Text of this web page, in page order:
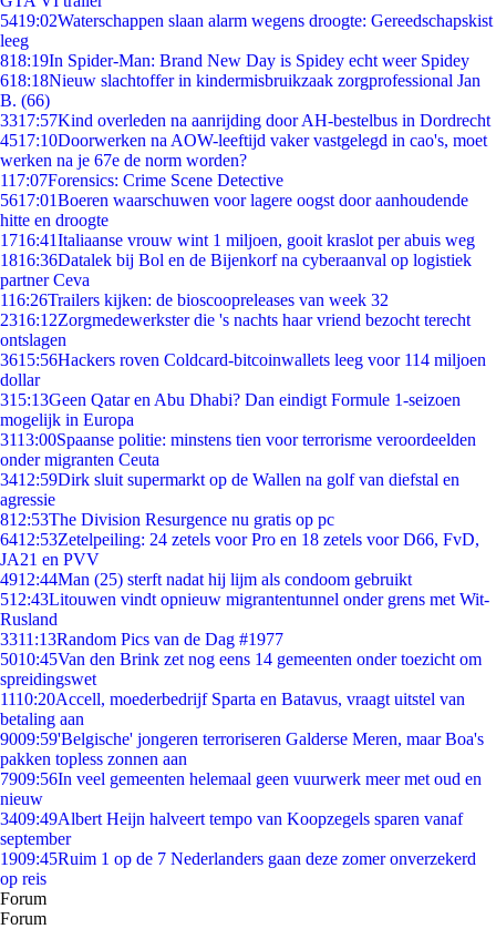
5419:02Waterschappen slaan alarm wegens droogte: Gereedschapskist
leeg
818:19In Spider-Man: Brand New Day is Spidey echt weer Spidey
618:18Nieuw slachtoffer in kindermisbruikzaak zorgprofessional Jan
B. (66)
3317:57Kind overleden na aanrijding door AH-bestelbus in Dordrecht
4517:10Doorwerken na AOW-leeftijd vaker vastgelegd in cao's, moet
werken na je 67e de norm worden?
117:07Forensics: Crime Scene Detective
5617:01Boeren waarschuwen voor lagere oogst door aanhoudende
hitte en droogte
1716:41Italiaanse vrouw wint 1 miljoen, gooit kraslot per abuis weg
1816:36Datalek bij Bol en de Bijenkorf na cyberaanval op logistiek
partner Ceva
116:26Trailers kijken: de bioscoopreleases van week 32
2316:12Zorgmedewerkster die 's nachts haar vriend bezocht terecht
ontslagen
3615:56Hackers roven Coldcard-bitcoinwallets leeg voor 114 miljoen
dollar
315:13Geen Qatar en Abu Dhabi? Dan eindigt Formule 1-seizoen
mogelijk in Europa
3113:00Spaanse politie: minstens tien voor terrorisme veroordeelden
onder migranten Ceuta
3412:59Dirk sluit supermarkt op de Wallen na golf van diefstal en
agressie
812:53The Division Resurgence nu gratis op pc
6412:53Zetelpeiling: 24 zetels voor Pro en 18 zetels voor D66, FvD,
JA21 en PVV
4912:44Man (25) sterft nadat hij lijm als condoom gebruikt
512:43Litouwen vindt opnieuw migrantentunnel onder grens met Wit-
Rusland
3311:13Random Pics van de Dag #1977
5010:45Van den Brink zet nog eens 14 gemeenten onder toezicht om
spreidingswet
1110:20Accell, moederbedrijf Sparta en Batavus, vraagt uitstel van
betaling aan
9009:59'Belgische' jongeren terroriseren Galderse Meren, maar Boa's
pakken topless zonnen aan
7909:56In veel gemeenten helemaal geen vuurwerk meer met oud en
nieuw
3409:49Albert Heijn halveert tempo van Koopzegels sparen vanaf
september
1909:45Ruim 1 op de 7 Nederlanders gaan deze zomer onverzekerd
op reis
Forum
Forum